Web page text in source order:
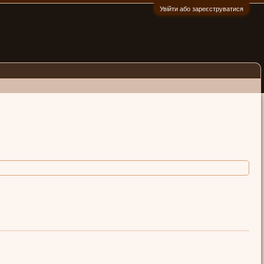
Увійти або зареєструватися